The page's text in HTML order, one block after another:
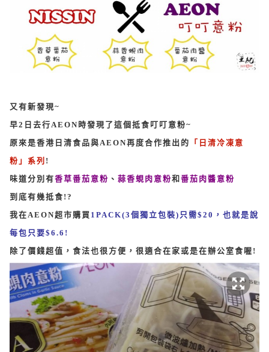
又有新發現~
早2日去行AEON時發現了這個抵食叮叮意粉~
原來是香港日清食品與AEON再度合作推出的
「日清冷凍意
粉」系列 !
味道分別有香草番茄意粉 、 蒜香蜆肉意粉和 番茄肉醬意粉
到底有幾抵食!?
我在AEON超市購買 1PACK(3個獨立包裝)只需$20，也就是說
每包只要$6.6!
除了價錢超值，食法也很方便，很適合在家或是在辦公室食喔!